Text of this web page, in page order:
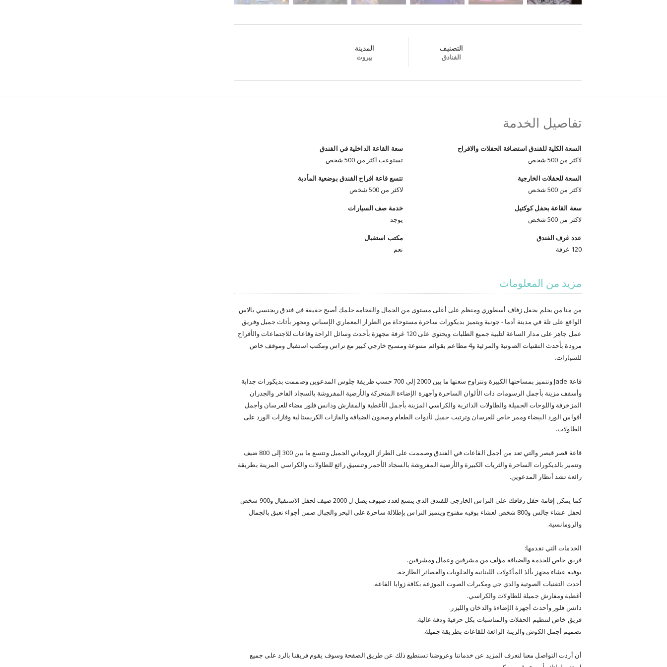
التصنيف
الفنادق
المدينة
بيروت
تفاصيل الخدمة
السعة الكلية للفندق استضافة الحفلات والافراح
لاكثر من 500 شخص
سعة القاعة الداخلية في الفندق
تستوعب اكثر من 500 شخص
السعة للحفلات الخارجية
لاكثر من 500 شخص
تتسع قاعة افراح الفندق بوضعية المأدبة
لاكثر من 500 شخص
سعة القاعة بحفل كوكتيل
لاكثر من 500 شخص
خدمة صف السيارات
يوجد
عدد غرف الفندق
120 غرفة
مكتب استقبال
نعم
مزيد من المعلومات
من منا من يحلم بحفل زفاف أسطوري ومنظم على أعلى مستوى من الجمال والفخامة حلمك أصبح حقيقة في فندق ريجنسي بالاس
الواقع على تلة في مدينة أدما - جونية ويتميز بديكورات ساحرة مستوحاة من الطراز المعماري الإسباني ومجهز بأثاث جميل وفريق
عمل جاهز على مدار الساعة لتلبية جميع الطلبات ويحتوي على 120 غرفة مجهزة بأحدث وسائل الراحة وقاعات للاجتماعات والأفراح
مزودة بأحدث التقنيات الصوتية والمرئية و4 مطاعم بقوائم متنوعة ومسبح خارجي كبير مع تراس ومكتب استقبال وموقف خاص
للسيارات.
قاعة Jade وتتميز بمساحتها الكبيرة وتتراوح سعتها ما بين 2000 إلى 700 حسب طريقة جلوس المدعوين وصممت بديكورات جذابة
وأسقف مزينة بأجمل الرسومات ذات الألوان الساحرة وأجهزة الإضاءة المتحركة والأرضية المفروشة بالسجاد الفاخر والجدران
المزخرفة واللوحات الجميلة والطاولات الدائرية والكراسي المزينة بأجمل الأغطية والمفارش ودانس فلور مضاء للعرسان وأجمل
أقواس الورد البيضاء وممر خاص للعرسان وترتيب جميل لأدوات الطعام وصحون الضيافة والفازات الكريستالية وفازات الورد على
الطاولات.
قاعة قصر قيصر والتي تعد من أجمل القاعات في الفندق وصممت على الطراز الروماني الجميل وتتسع ما بين 300 إلى 800 ضيف
وتتميز بالديكورات الساحرة والثريات الكبيرة والأرضية المفروشة بالسجاد الأحمر وتنسيق رائع للطاولات والكراسي المزينة بطريقة
رائعة تشد أنظار المدعوين.
كما يمكن إقامة حفل زفافك على التراس الخارجي للفندق الذي يتسع لعدد ضيوف يصل ل 2000 ضيف لحفل الاستقبال و900 شخص
لحفل عشاء جالس و800 شخص لعشاء بوفيه مفتوح ويتميز التراس بإطلالة ساحرة على البحر والجبال ضمن أجواء تعبق بالجمال
والرومانسية.
الخدمات التي نقدمها:
فريق خاص للخدمة والضيافة مؤلف من مشرفين وعمال ومشرفين.
بوفيه عشاء مجهز بألذ المأكولات اللبنانية والحلويات والعصائر الطازجة.
أحدث التقنيات الصوتية والدي جي ومكبرات الصوت الموزعة بكافة زوايا القاعة.
أغطية ومفارش جميلة للطاولات والكراسي.
دانس فلور وأحدث أجهزة الإضاءة والدخان والليزر.
فريق خاص لتنظيم الحفلات والمناسبات بكل حرفية ودقة عالية.
تصميم أجمل الكوش والزينة الرائعة للقاعات بطريقة جميلة.
أن أردت التواصل معنا لتعرف المزيد عن خدماتنا وعروضنا تستطيع ذلك عن طريق الصفحة وسوف يقوم فريقنا بالرد على جميع